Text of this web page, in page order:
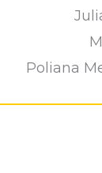
Poliana